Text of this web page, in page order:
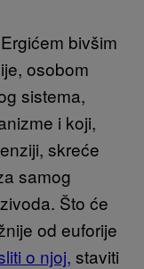
bivšim
osobom
sistema,
i koji,
skreće
samog
Što će
od euforije
o njoj, staviti